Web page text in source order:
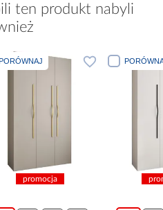
ten produkt nabyli
promocja